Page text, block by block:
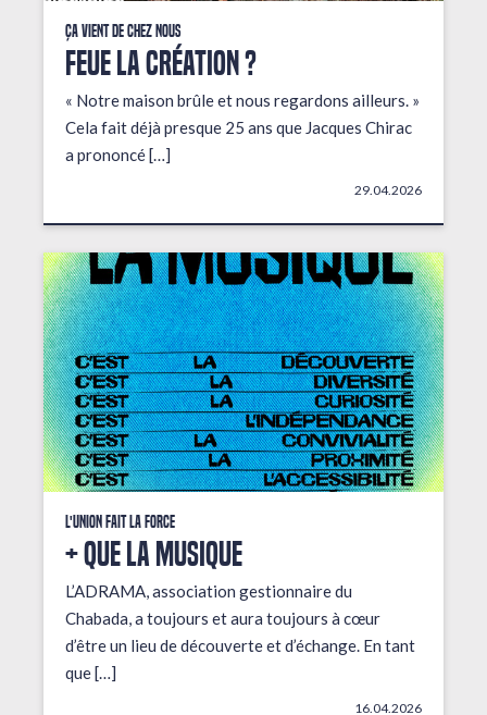
Ça vient de chez nous
FEUE LA CRÉATION ?
« Notre maison brûle et nous regardons ailleurs. »
Cela fait déjà presque 25 ans que Jacques Chirac
a prononcé […]
29.04.2026
L'union fait la force
+ que la musique
L’ADRAMA, association gestionnaire du
Chabada, a toujours et aura toujours à cœur
d’être un lieu de découverte et d’échange. En tant
que […]
16.04.2026